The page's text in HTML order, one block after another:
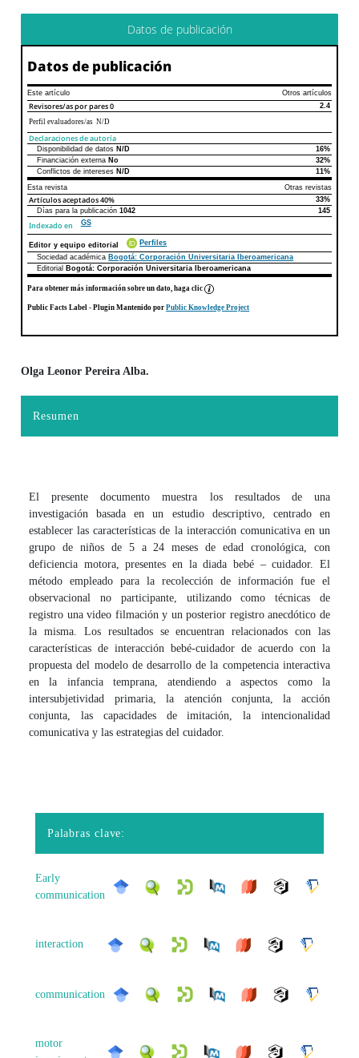
Datos de publicación
Datos de publicación
Este artículo Otros artículos
Revisores/as por pares0
2.4
Perfil evaluadores/as N/D
Declaraciones de autoría
Declaraciones de autoríaEste artículo
Disponibilidad de datos N/D
16%
Financiación externa No
32%
Conflictos de intereses N/D
11%
Esta revista
Otras revistas
Artículos aceptados40%
33%
Días para la publicación1042 145
Indexado en GS
Editor y equipo editorial
Perfiles
Sociedad académica Bogotá: Corporación Universitaria Iberoamericana
Editorial
Bogotá: Corporación Universitaria Iberoamericana
Para obtener más información sobre un dato, haga clic
Public Facts Label - Plugin Mantenido porPublic Knowledge Project
Contenido principal del artículo
Olga Leonor Pereira Alba.
Resumen
El presente documento muestra los resultados de una
investigación basada en un estudio descriptivo, centrado en
establecer las características de la interacción comunicativa en un
grupo de niños de 5 a 24 meses de edad cronológica, con
deficiencia motora, presentes en la diada bebé – cuidador. El
método empleado para la recolección de información fue el
observacional no participante, utilizando como técnicas de
registro una video filmación y un posterior registro anecdótico de
la misma. Los resultados se encuentran relacionados con las
características de interacción bebé-cuidador de acuerdo con la
propuesta del modelo de desarrollo de la competencia interactiva
en la infancia temprana, atendiendo a aspectos como la
intersubjetividad primaria, la atención conjunta, la acción
conjunta, las capacidades de imitación, la intencionalidad
comunicativa y las estrategias del cuidador.
Palabras clave:
Early
communication
interaction
communication
motor